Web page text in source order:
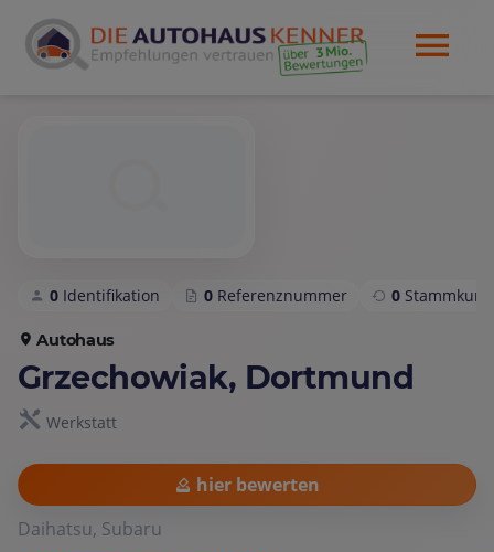
0 Identifikation 0 Referenznummer 0
Autohaus
Grzechowiak, Dortmund
Werkstatt
hier bewerten
Daihatsu, Subaru